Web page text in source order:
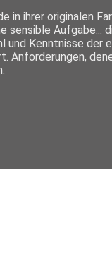
in ihrer originalen
sensible Aufgabe...
und Kenntnisse der
Anforderungen,